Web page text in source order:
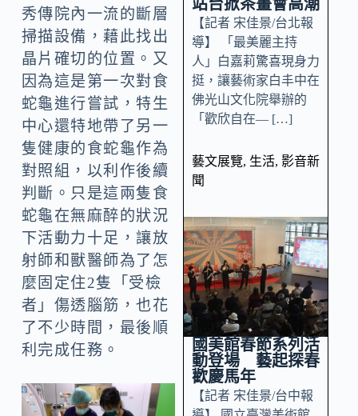
秀傳院內一流的斷層
掃描設備，藉此找出
晶片確切的位置。又
因為這是第一次對食
蛇龜進行嘗試，特生
中心還特地帶了另一
隻健康的食蛇龜作為
對照組，以利作後續
判斷。只是這兩隻食
蛇龜在無麻醉的狀況
下活動力十足，讓放
射師和獸醫師為了怎
麼固定住2隻「受檢
者」傷透腦筋，也花
了不少時間，最後順
利完成任務。
站台掀茶畫會高潮
【記者 宋佳景/台北報
導】 「最美麗主持
人」白嘉莉驚喜現身力
挺，讓藝術家白丰中在
佛光山文化院舉辦的
「歡欣自在— […]
藝文展覽, 生活, 影音新
聞
國美館春節系列活
動登場 藝起探春
歡慶馬年
【記者 宋佳景/台中報